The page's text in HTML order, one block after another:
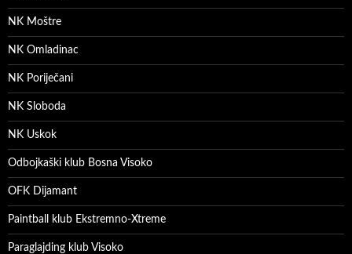
NK Moštre
NK Omladinac
NK Poriječani
NK Sloboda
NK Uskok
Odbojkaški klub Bosna Visoko
OFK Dijamant
Paintball klub Ekstremno-Xtreme
Paraglajding klub Visoko